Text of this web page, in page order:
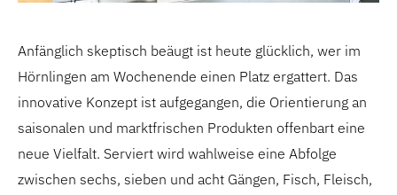
Anfänglich skeptisch beäugt ist heute glücklich, wer im
Hörnlingen am Wochenende einen Platz ergattert. Das
innovative Konzept ist aufgegangen, die Orientierung an
saisonalen und marktfrischen Produkten offenbart eine
neue Vielfalt. Serviert wird wahlweise eine Abfolge
zwischen sechs, sieben und acht Gängen, Fisch, Fleisch,